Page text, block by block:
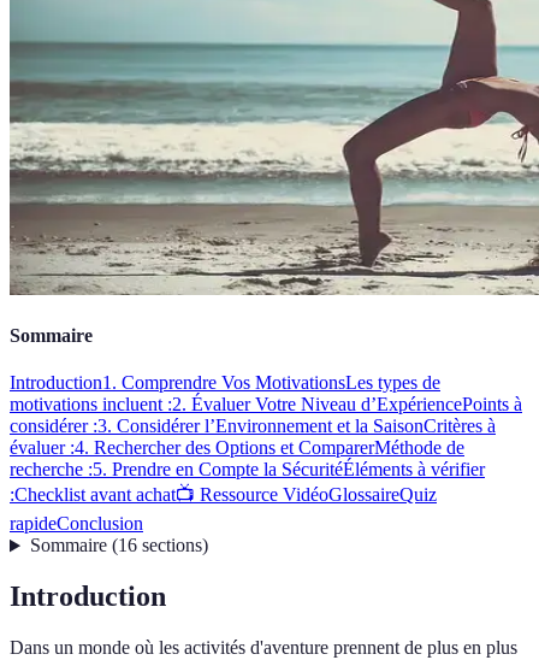
Sommaire
Introduction1. Comprendre Vos MotivationsLes types de
motivations incluent :2. Évaluer Votre Niveau d’ExpériencePoints à
considérer :3. Considérer l’Environnement et la SaisonCritères à
évaluer :4. Rechercher des Options et ComparerMéthode de
recherche :5. Prendre en Compte la SécuritéÉléments à vérifier
:Checklist avant achat📺 Ressource VidéoGlossaireQuiz
rapideConclusion
Sommaire(16 sections)
Introduction
Dans un monde où les activités d'aventure prennent de plus en plus